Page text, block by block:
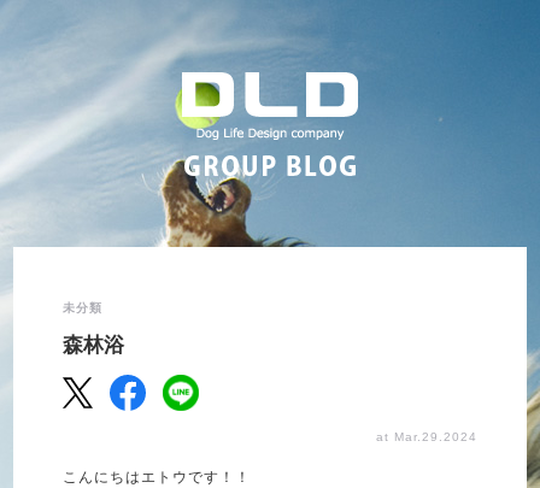
未分類
森林浴
at Mar.29.2024
こんにちはエトウです！！